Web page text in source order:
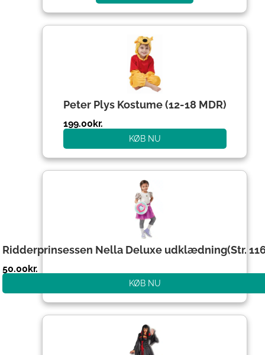
Peter Plys Kostume (12-18 MDR)
199.00kr.
KØB NU
Ridderprinsessen Nella Deluxe udklædning(Str.
50.00kr.
KØB NU